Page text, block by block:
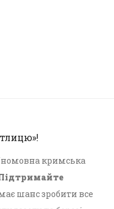
кримська
шанс зробити все